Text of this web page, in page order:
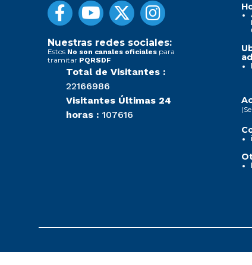
Nuestras redes sociales:
Estos No son canales oficiales para
tramitar PQRSDF
Total de Visitantes :
22166986
Visitantes Últimas 24
horas : 107616